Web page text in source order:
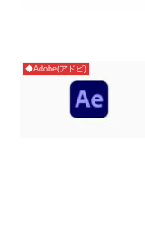
◆Adobe(アドビ)